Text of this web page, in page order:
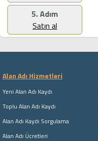
5. Adım
Satın al
Alan Adı Hizmetleri
Yeni Alan Adı Kaydı
Toplu Alan Adı Kaydı
Alan Adı Kaydı Sorgulama
Alan Adı Ücretleri